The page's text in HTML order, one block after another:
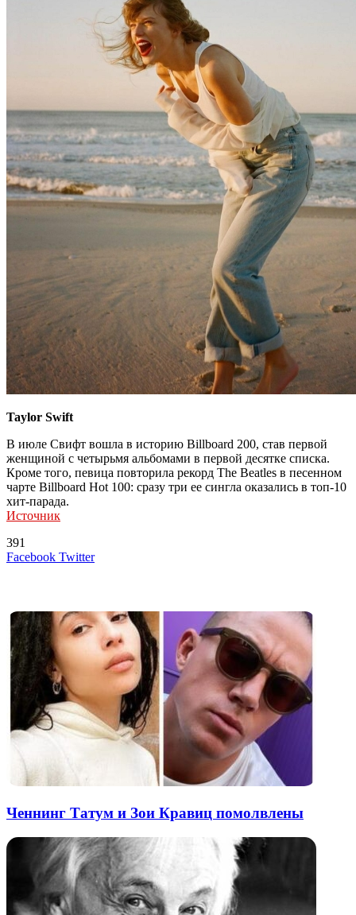
Taylor Swift
В июле Свифт вошла в историю Billboard 200, став первой
женщиной с четырьмя альбомами в первой десятке списка.
Кроме того, певица повторила рекорд The Beatles в песенном
чарте Billboard Hot 100: сразу три ее сингла оказались в топ-10
хит-парада.
Источник
391
Facebook TwitterLinkedIn
Tumblr
Reddit
Вконтакте
Одноклассники
Skype
Messenger
Messenger
WhatsApp
Telegram
Viber
Line
Поделиться
Печатать
Ченнинг Татум и Зои Кравиц помолвлены